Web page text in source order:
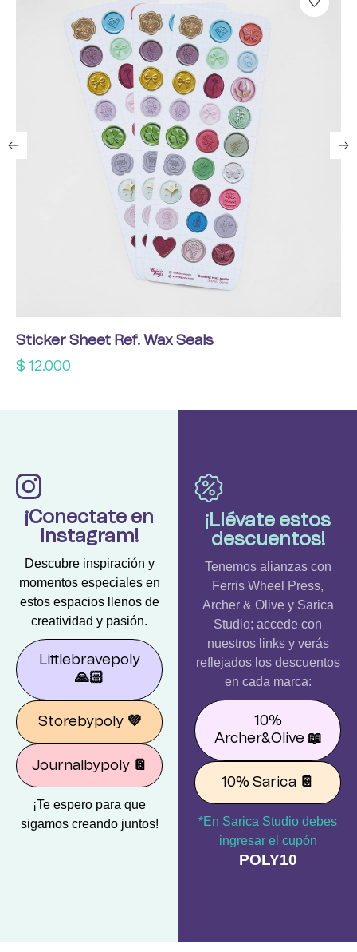
Sticker Sheet Ref. Wax Seals
$ 12.000
¡Conectate en
Instagram!
Descubre inspiración y
momentos especiales en
estos espacios llenos de
creatividad y pasión.
Littlebravepoly
🙏🏻
Storebypoly 💜
Journalbypoly 📔
¡Te espero para que
sigamos creando juntos!
¡Llévate estos
descuentos!
Tenemos alianzas con
Ferris Wheel Press,
Archer & Olive y Sarica
Studio; accede con
nuestros links y verás
reflejados los descuentos
en cada marca:
10%
Archer&Olive 📖
10% Sarica 📔
*En Sarica Studio debes
ingresar el cupón
POLY10